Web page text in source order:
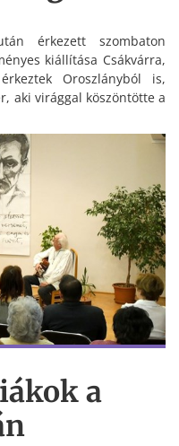
érkezett szombaton
kiállítása Csákvárra,
Oroszlányból is,
aki virággal köszöntötte a
a